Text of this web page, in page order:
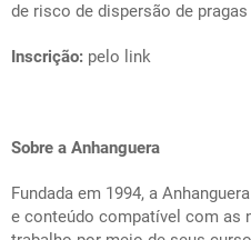
de risco de dispersão de
Inscrição: pelo link
Sobre a Anhanguera
Fundada em 1994, a
e conteúdo compatível com as